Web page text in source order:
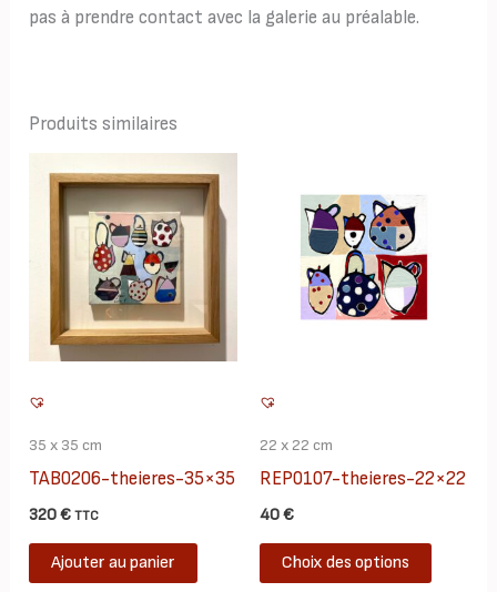
pas à prendre contact avec la galerie au préalable.
Produits similaires
35 x 35 cm
TAB0206-theieres-35×35
320€ TTC
Ajouter au panier
22 x 22 cm
REP0107-theieres-22×22
40€
Choix des options
Ce
produit